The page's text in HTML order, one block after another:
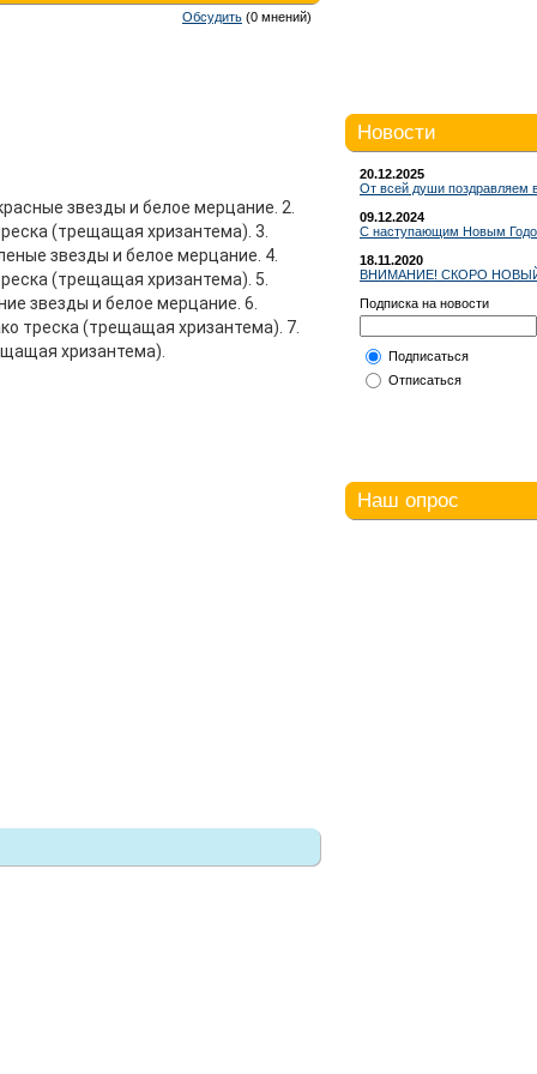
Обсудить (0 мнений)
звезды и белое мерцание. 2.
(трещащая хризантема). 3.
звезды и белое мерцание. 4.
(трещащая хризантема). 5.
звезды и белое мерцание. 6.
треска (трещащая хризантема). 7.
хризантема).
Новости
20.12.2025
От всей души поздравляем
09.12.2024
С наступающим Новым
18.11.2020
ВНИМАНИЕ! СКОРО
Подписка на новости
Подписаться
Отписаться
Наш опрос